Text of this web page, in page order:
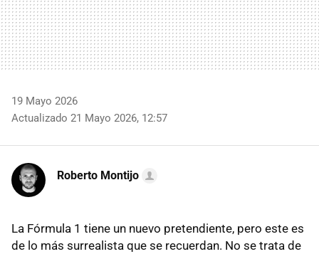
19 Mayo 2026
Actualizado 21 Mayo 2026, 12:57
Roberto Montijo
La Fórmula 1 tiene un nuevo pretendiente, pero este es
de lo más surrealista que se recuerdan. No se trata de